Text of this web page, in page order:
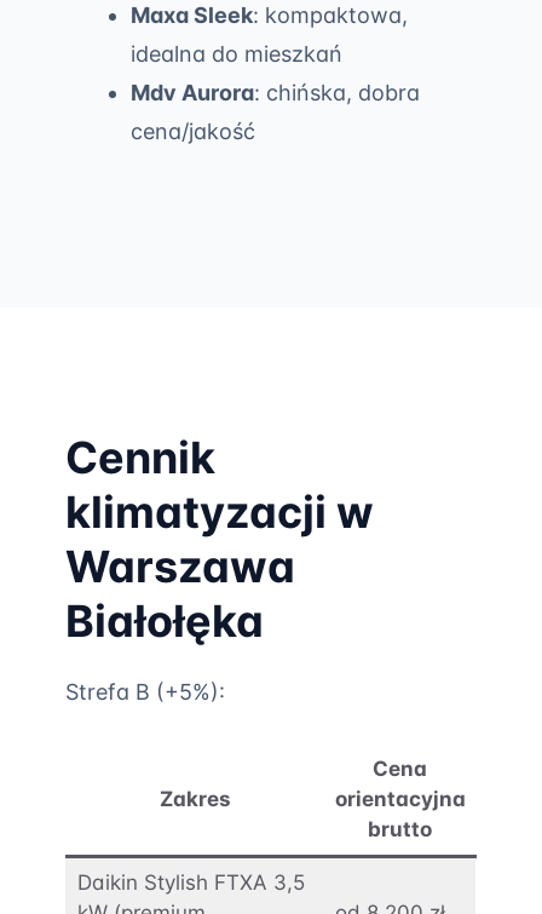
Maxa Sleek: kompaktowa,
idealna do mieszkań
Mdv Aurora: chińska, dobra
cena/jakość
Cennik
klimatyzacji w
Warszawa
Białołęka
Strefa B (+5%):
Zakres
Cena
orientacyjna
brutto
Daikin Stylish FTXA 3,5